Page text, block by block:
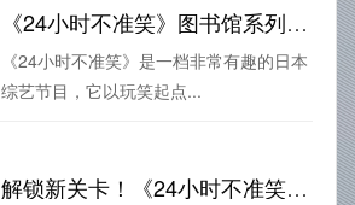
《24小时不准笑》图书馆系列：玩笑起点，不笑终点
《24小时不准笑》是一档非常有趣的日本
综艺节目，它以玩笑起点...
解锁新关卡！《24小时不准笑》大贫民闯天下